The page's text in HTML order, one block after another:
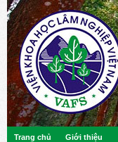
Trang chủ Giới thiệu